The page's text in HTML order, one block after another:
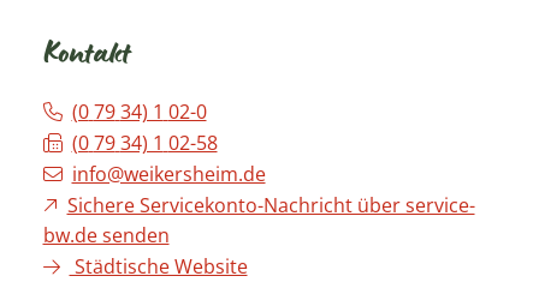
Kontakt
(0 79 34) 1 02-0
(0 79 34) 1 02-58
info@weikersheim.de
Sichere Servicekonto-Nachricht über service-
bw.de senden
Städtische Website